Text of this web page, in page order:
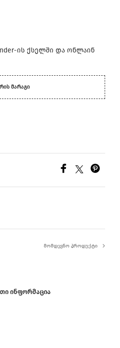
ის ქსელში და ონლაინ
ᲛᲐᲠᲐᲒᲘ
ᲛᲝᲛᲓᲔᲕᲜᲝ ᲞᲠᲝᲓᲣᲥᲢᲘ
ᲘᲜᲤᲝᲠᲛᲐᲪᲘᲐ